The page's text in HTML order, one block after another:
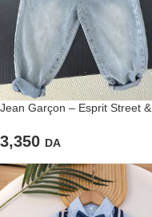
Jean Garçon – Esprit Street &
3,350 DA